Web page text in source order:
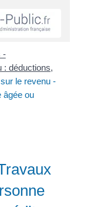
-
: déductions,
le revenu -
âgée ou